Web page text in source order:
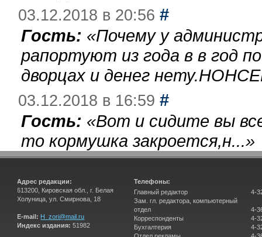
03.12.2018 в 20:56 #
Гость: «Почему у
рапортуют из года в в год
дворцах и денег
03.12.2018 в 16:59 #
Гость: «Вот и сидите вы
то кормушка закроется,н...»
Адрес редакции:
613200, Кировская обл., г. Белая
Холуница, ул. Смирнова, 18
E-mail: H_zori@mail.ru
Индекс издания: 51982
Телефоны:
Главный редактор
Зам. гл. редактора, компьютерный
отдел
Корреспонденты
Бухгалтерия
4-
4-
4-
4-